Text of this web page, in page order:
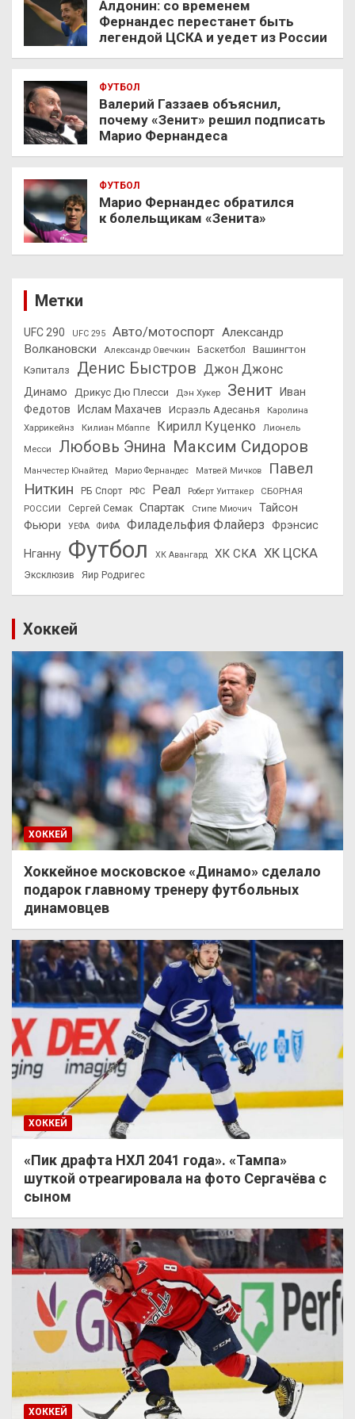
Алдонин: со временем
Фернандес перестанет быть
легендой ЦСКА и уедет из России
ФУТБОЛ
Валерий Газзаев объяснил,
почему «Зенит» решил подписать
Марио Фернандеса
ФУТБОЛ
Марио Фернандес обратился
к болельщикам «Зенита»
Метки
UFC 290 UFC 295 Авто/мотоспорт Александр
Волкановски
Александр Овечкин Баскетбол
Вашингтон
Кэпиталз
Денис Быстров Джон Джонс
Динамо Дрикус Дю Плесси Дэн Хукер Зенит
Иван
Федотов
Ислам Махачев Исраэль Адесанья
Каролина
Харрикейнз
Килиан Мбаппе Кирилл Куценко
Лионель
Месси
Любовь Энина Максим Сидоров
Манчестер Юнайтед Марио Фернандес Матвей Мичков
Павел
Ниткин
РБ Спорт РФС Реал Роберт Уиттакер
СБОРНАЯ
РОССИИ
Сергей Семак Спартак Стипе Миочич
Тайсон
Фьюри
УЕФА ФИФА Филадельфия Флайерз Фрэнсис
Нганну Футбол ХК Авангард ХК СКА ХК ЦСКА
Эксклюзив Яир Родригес
Хоккей
ХОККЕЙ
Хоккейное московское «Динамо» сделало
подарок главному тренеру футбольных
динамовцев
ХОККЕЙ
«Пик драфта НХЛ 2041 года». «Тампа»
шуткой отреагировала на фото Сергачёва с
сыном
ХОККЕЙ